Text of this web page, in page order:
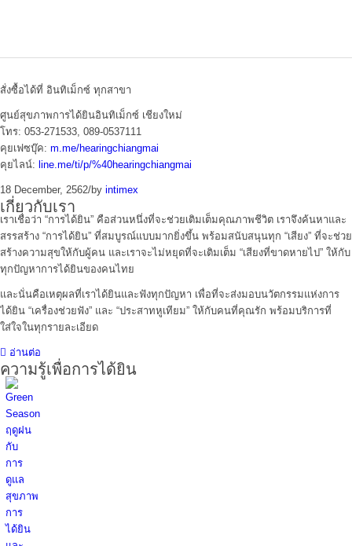
สั่งซื้อได้ที่ อินทิเม็กซ์ ทุกสาขา
ศูนย์สุขภาพการได้ยินอินทิเม็กซ์ เชียงใหม่
โทร: 053-271533, 089-0537111
คุยเฟซบุ๊ค: m.me/hearingchiangmai
คุยไลน์: line.me/ti/p/%40hearingchiangmai
18 December, 2562/by intimex
เกี่ยวกับเรา
เราเชื่อว่า “การได้ยิน” คือส่วนหนึ่งที่จะช่วยเติมเต็มคุณภาพชีวิต เราจึงค้นหาและ
สรรสร้าง “การได้ยิน” ที่สมบูรณ์แบบมากยิ่งขึ้น พร้อมสนับสนุนทุก “เสียง” ที่จะช่วย
สร้างความสุขให้กับผู้คน และเราจะไม่หยุดที่จะเติมเต็ม “เสียงที่ขาดหายไป” ให้กับ
ทุกปัญหาการได้ยินของคนไทย
และนั่นคือเหตุผลที่เราได้ยินและฟังทุกปัญหา เพื่อที่จะส่งมอบนวัตกรรมแห่งการ
ได้ยิน “เครื่องช่วยฟัง” และ “ประสาทหูเทียม” ให้กับคนที่คุณรัก พร้อมบริการที่
ใส่ใจในทุกรายละเอียด
อ่านต่อ
ความรู้เพื่อการได้ยิน